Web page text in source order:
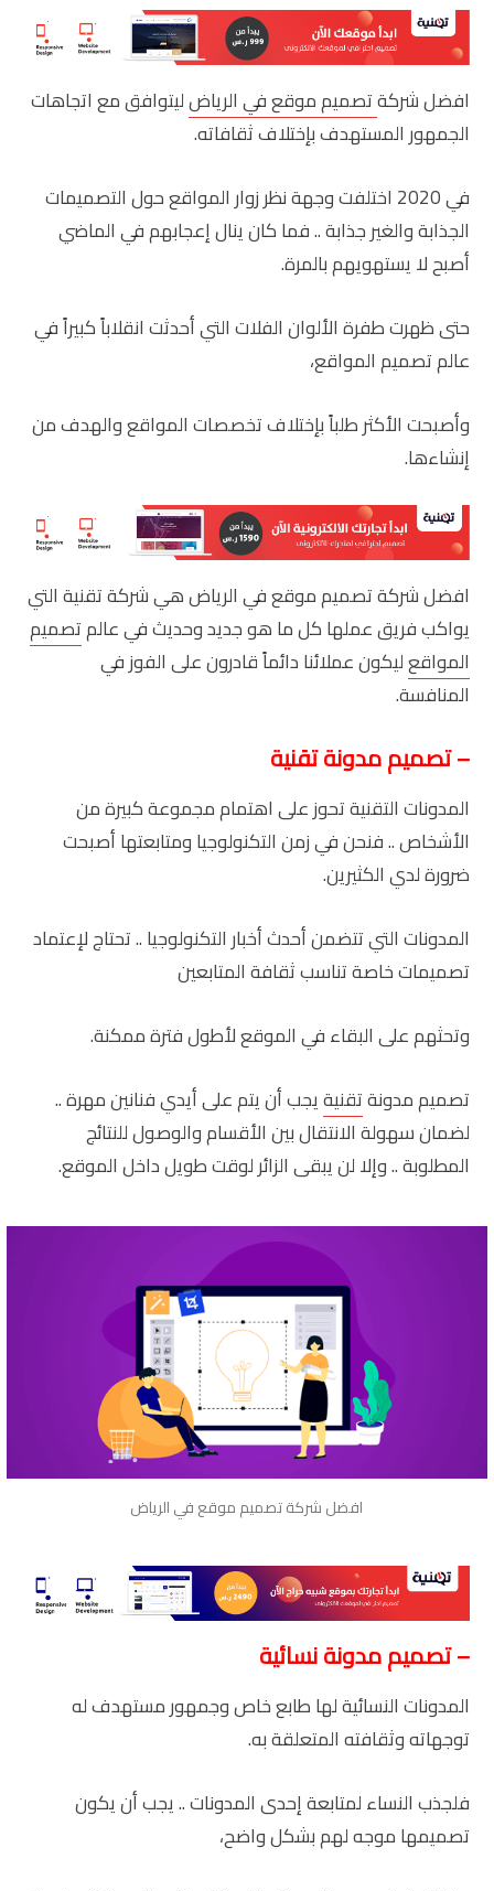
افضل شركةتصميم موقع في الرياضليتوافق مع اتجاهات
الجمهور المستهدف بإختلاف ثقافاته.
في 2020 اختلفت وجهة نظر زوار المواقع حول التصميمات
الجذابة والغير جذابة .. فما كان ينال إعجابهم في الماضي
أصبح لا يستهويهم بالمرة.
حتى ظهرت طفرة الألوان الفلات التي أحدثت انقلاباً كبيراً في
عالم تصميم المواقع،
وأصبحت الأكثر طلباً بإختلاف تخصصات المواقع والهدف من
إنشاءها.
افضل شركة تصميم موقع في الرياض هي شركة تقنية التي
يواكب فريق عملها كل ما هو جديد وحديث في عالمتصميم
المواقعليكون عملائنا دائماً قادرون على الفوز في
المنافسة.
– تصميم مدونة تقنية
المدونات التقنية تحوز على اهتمام مجموعة كبيرة من
الأشخاص .. فنحن في زمن التكنولوجيا ومتابعتها أصبحت
ضرورة لدي الكثيرين.
المدونات التي تتضمن أحدث أخبار التكنولوجيا .. تحتاج لإعتماد
تصميمات خاصة تناسب ثقافة المتابعين
وتحثهم على البقاء في الموقع لأطول فترة ممكنة.
تصميم مدونةتقنيةيجب أن يتم على أيدي فنانين مهرة ..
لضمان سهولة الانتقال بين الأقسام والوصول للنتائج
المطلوبة .. وإلا لن يبقى الزائر لوقت طويل داخل الموقع.
افضل شركة تصميم موقع في الرياض
– تصميم مدونة نسائية
المدونات النسائية لها طابع خاص وجمهور مستهدف له
توجهاته وثقافته المتعلقة به.
فلجذب النساء لمتابعة إحدى المدونات .. يجب أن يكون
تصميمها موجه لهم بشكل واضح،